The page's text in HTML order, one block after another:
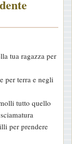
tua ragazza per
per terra e negli
tutto quello
per prendere